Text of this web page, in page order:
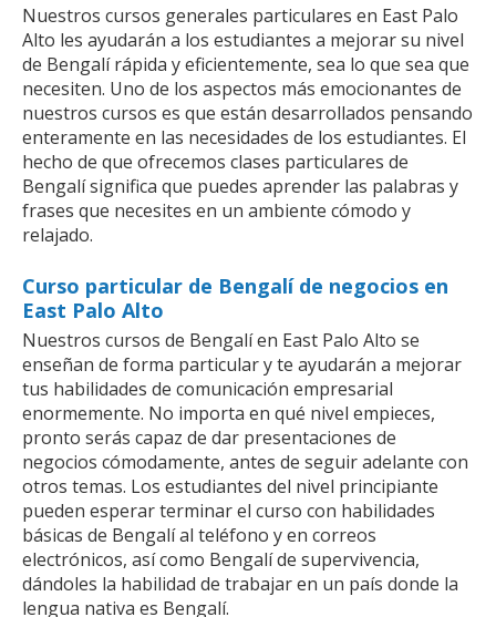
Nuestros cursos generales particulares en East Palo
Alto les ayudarán a los estudiantes a mejorar su nivel
de Bengalí rápida y eficientemente, sea lo que sea que
necesiten. Uno de los aspectos más emocionantes de
nuestros cursos es que están desarrollados pensando
enteramente en las necesidades de los estudiantes. El
hecho de que ofrecemos clases particulares de
Bengalí significa que puedes aprender las palabras y
frases que necesites en un ambiente cómodo y
relajado.
Curso particular de Bengalí de negocios en
East Palo Alto
Nuestros cursos de Bengalí en East Palo Alto se
enseñan de forma particular y te ayudarán a mejorar
tus habilidades de comunicación empresarial
enormemente. No importa en qué nivel empieces,
pronto serás capaz de dar presentaciones de
negocios cómodamente, antes de seguir adelante con
otros temas. Los estudiantes del nivel principiante
pueden esperar terminar el curso con habilidades
básicas de Bengalí al teléfono y en correos
electrónicos, así como Bengalí de supervivencia,
dándoles la habilidad de trabajar en un país donde la
lengua nativa es Bengalí.